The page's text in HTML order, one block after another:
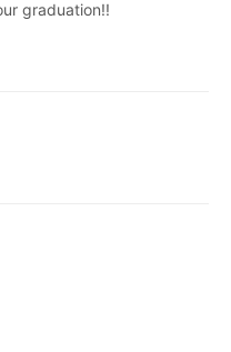
graduation!!